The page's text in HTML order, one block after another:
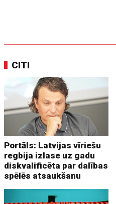
CITI
Portāls: Latvijas vīriešu
regbija izlase uz gadu
diskvalificēta par dalības
spēlēs atsaukšanu